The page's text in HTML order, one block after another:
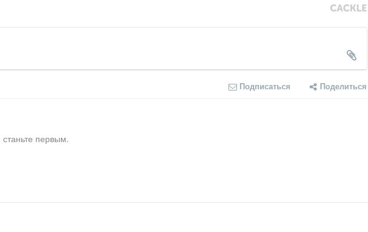
Подписаться Поделиться
первым.